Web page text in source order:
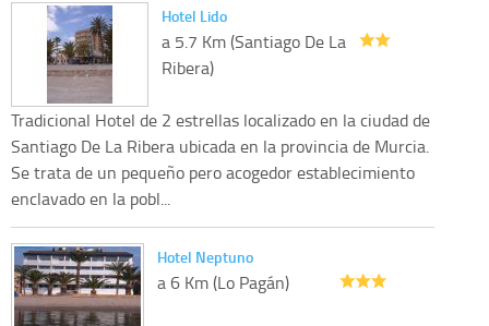
Hotel Lido
a 5.7 Km (Santiago De La
Ribera)
Tradicional Hotel de 2 estrellas localizado en la ciudad de
Santiago De La Ribera ubicada en la provincia de Murcia.
Se trata de un pequeño pero acogedor establecimiento
enclavado en la pobl...
Hotel Neptuno
a 6 Km (Lo Pagán)